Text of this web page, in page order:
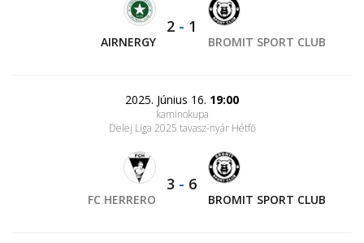
AIRNERGY
2 - 1
BROMIT SPORT CLUB
2025. Június 16. 19:00
kaminokupa
Delej Liga 2025 tavasz-nyár Hétfő
FC HERRERO
3 - 6
BROMIT SPORT CLUB